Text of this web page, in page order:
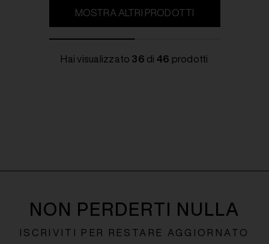
MOSTRA ALTRI PRODOTTI
Hai visualizzato 36 di 46 prodotti
NON PERDERTI NULLA
ISCRIVITI PER RESTARE AGGIORNATO